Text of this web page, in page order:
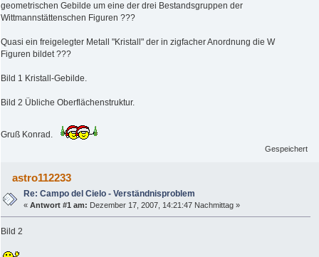
geometrischen Gebilde um eine der drei Bestandsgruppen der
Wittmannstättenschen Figuren ???
Quasi ein freigelegter Metall "Kristall" der in zigfacher Anordnung die W
Figuren bildet ???
Bild 1 Kristall-Gebilde.
Bild 2 Übliche Oberflächenstruktur.
Gruß Konrad.
Gespeichert
astro112233
Re: Campo del Cielo - Verständnisproblem
«Antwort #1 am: Dezember 17, 2007, 14:21:47 Nachmittag »
Bild 2